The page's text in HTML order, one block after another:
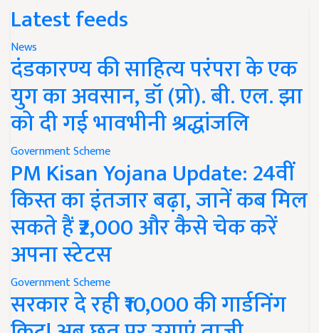
Latest feeds
News
दंडकारण्य की साहित्य परंपरा के एक
युग का अवसान, डॉ (प्रो). बी. एल. झा
को दी गई भावभीनी श्रद्धांजलि
Government Scheme
PM Kisan Yojana Update: 24वीं
किस्त का इंतजार बढ़ा, जानें कब मिल
सकते हैं ₹2,000 और कैसे चेक करें
अपना स्टेटस
Government Scheme
सरकार दे रही ₹10,000 की गार्डनिंग